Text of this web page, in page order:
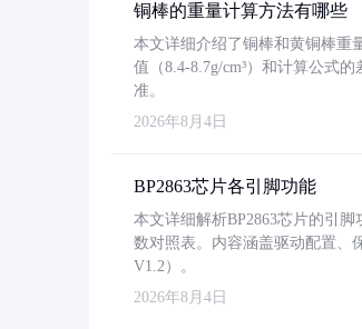
铜棒的重量计算方法有哪些
本文详细介绍了铜棒和黄铜棒重
值（8.4-8.7g/cm³）和计算公式
准。
2026年8月4日
BP2863芯片各引脚功能
本文详细解析BP2863芯片的引
数对照表。内容涵盖驱动配置、
V1.2）。
2026年8月4日